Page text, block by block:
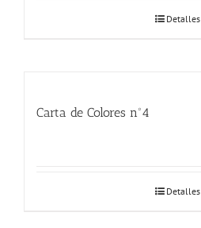
Detalles
Carta de Colores nº4
Detalles